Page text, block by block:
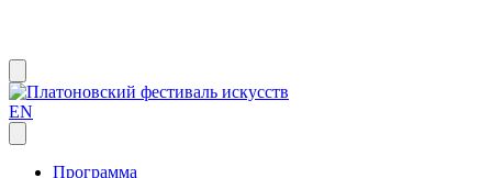
EN
Программа